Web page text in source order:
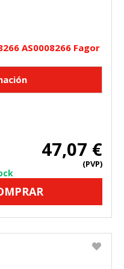
AS0008266 Fagor
47,07 €
(PVP)